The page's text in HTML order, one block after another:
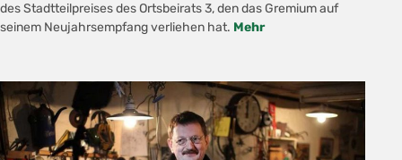
des Stadtteilpreises des Ortsbeirats 3, den das Gremium auf
seinem Neujahrsempfang verliehen hat. Mehr